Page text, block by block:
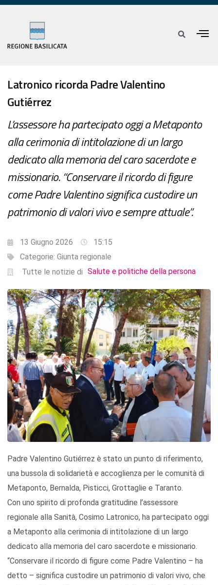
Latronico ricorda Padre Valentino
Gutiérrez
L’assessore ha partecipato oggi a Metaponto
alla cerimonia di intitolazione di un largo
dedicato alla memoria del caro sacerdote e
missionario. “Conservare il ricordo di figure
come Padre Valentino significa custodire un
patrimonio di valori vivo e sempre attuale”.
13 Giugno 2026
15:15
Categorie: Giunta regionale
Tutte le notizie di Salute e politiche della persona
Padre Valentino Gutiérrez è stato un punto di riferimento,
una bussola di solidarietà e accoglienza per le comunità di
Metaponto, Bernalda, Pisticci, Grottaglie e Taranto.
Con uno spirito di profonda gratitudine l’assessore
regionale alla Sanità, Cosimo Latronico, ha partecipato oggi
a Metaponto alla cerimonia di intitolazione di un largo
dedicato alla memoria del caro sacerdote e missionario.
“Conservare il ricordo di figure come Padre Valentino – ha
detto – significa custodire un patrimonio di valori vivo, che